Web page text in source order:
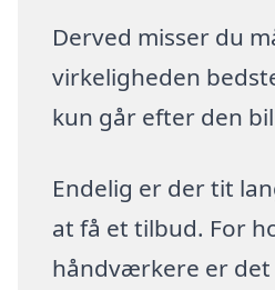
Derved misser du
virkeligheden
kun går efter den
Endelig er der tit
at få et tilbud. For
håndværkere er det